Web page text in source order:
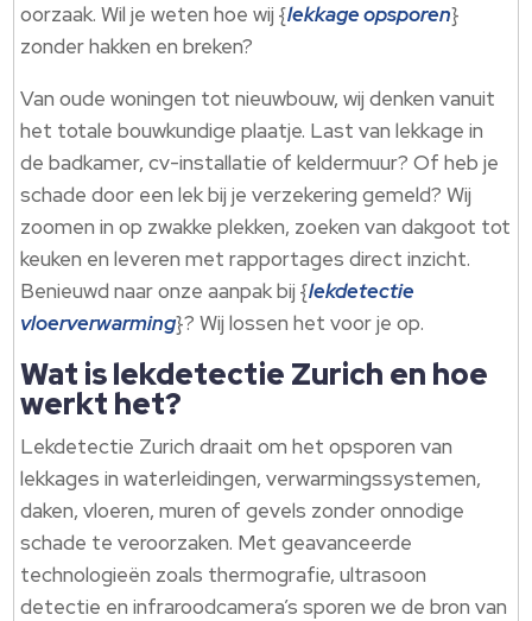
oorzaak.​ Wil je weten hoe wij {lekkage opsporen}
zonder hakken en breken?
Van oude woningen tot nieuwbouw, wij denken vanuit
het totale bouwkundige plaatje.​ Last van lekkage in
de badkamer, cv-installatie of keldermuur? Of heb je
schade door een lek bij je verzekering gemeld? Wij
zoomen in op zwakke plekken, zoeken van dakgoot tot
keuken en leveren met rapportages direct inzicht.​
Benieuwd naar onze aanpak bij {lekdetectie
vloerverwarming}? Wij lossen het voor je op.​
Wat is lekdetectie Zurich en hoe
werkt het?
Lekdetectie Zurich draait om het opsporen van
lekkages in waterleidingen, verwarmingssystemen,
daken, vloeren, muren of gevels zonder onnodige
schade te veroorzaken.​ Met geavanceerde
technologieën zoals thermografie, ultrasoon
detectie en infraroodcamera’s sporen we de bron van